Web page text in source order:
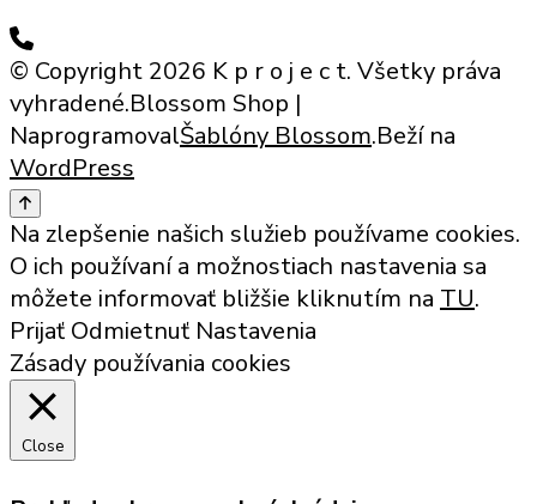
© Copyright 2026 K p r o j e c t. Všetky práva
vyhradené.Blossom Shop |
NaprogramovalŠablóny Blossom.Beží na
WordPress
Na zlepšenie našich služieb používame cookies.
O ich používaní a možnostiach nastavenia sa
môžete informovať bližšie kliknutím na TU.
Prijať Odmietnuť Nastavenia
Zásady používania cookies
Close